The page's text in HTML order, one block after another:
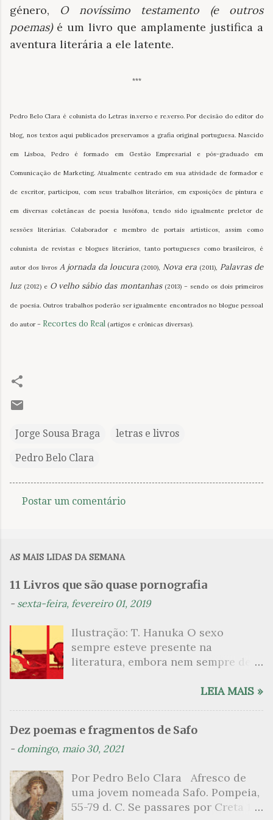
género, O novíssimo testamento (e outros
poemas)é um livro que amplamente justifica a
aventura literária a ele latente.
***
Pedro Belo Clara é colunista do Letras in.verso e re.verso. Por decisão do editor do
blog, nos textos aqui publicados preservamos a grafia original portuguesa. Nascido
em Lisboa, Pedro é formado em Gestão Empresarial e pós-graduado em
Comunicação de Marketing. Atualmente centrado em sua atividade de formador e
de escritor, participou, com seus trabalhos literários, em exposições de pintura e
em diversas coletâneas de poesia lusófona, tendo sido igualmente preletor de
sessões literárias. Colaborador e membro de portais artísticos, assim como
colunista de revistas e blogues literários, tanto portugueses como brasileiros, é
autor dos livros A jornada da loucura(2010), Nova era (2011), Palavras de
luz(2012) e O velho sábio das montanhas(2013) – sendo os dois primeiros
de poesia. Outros trabalhos poderão ser igualmente encontrados no blogue pessoal
do autor – Recortes do Real (artigos e crônicas diversas).
Jorge Sousa Braga letras e livros
Pedro Belo Clara
n
t
i
o
Postar um comentário
AS MAIS LIDAS DA SEMANA
11 Livros que são quase pornografia
- sexta-feira, fevereiro 01, 2019
Ilustração: T. Hanuka O sexo
sempre esteve presente na
literatura, embora nem sempre de
que mergulharam em sua própria
psicanalítico e findaram por revelar
a partir dessa intimidade o lado
apresenta um conjunto de livros
nos quais os escritores se
desnudam, livros que dispensam o
LEIA MAIS »
Dez poemas e fragmentos de Safo
- domingo, maio 30, 2021
Por Pedro Belo Clara Afresco de
uma jovem nomeada Safo. Pompeia,
55-79 d. C. Se passares por Creta 1